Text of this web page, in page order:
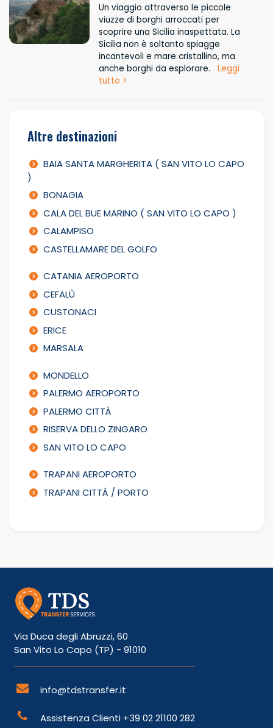
Un viaggio attraverso le piccole
viuzze di borghi arroccati per
scoprire una Sicilia inaspettata. La
Sicilia non è soltanto spiagge
incantevoli e mare cristallino, ma
anche borghi da esplorare.
Leggi
tutto >
Altre destinazioni
BAIA SANTA MARGHERITA ( SAN VITO LO CAPO
)
BONAGIA
CALA DEL BUE MARINO ( SAN VITO LO CAPO )
CALAMPISO
CASTELLAMARE DEL GOLFO
CATANIA AEROPORTO
CEFALÙ
CUSTONACI
ERICE
MARSALA
MONDELLO
PALERMO AEROPORTO
PALERMO CITTÀ
RISERVA DELLO ZINGARO
SAN VITO LO CAPO
TRAPANI AEROPORTO
TRAPANI CITTÀ / PORTO
Via Duca degli Abruzzi, 60
San Vito Lo Capo (TP) - 91010
info@tdstransfer.it
Assistenza Clienti +39 02 21100 282